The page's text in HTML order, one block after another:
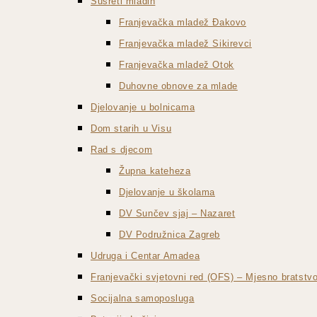
Franjevačka mladež Đakovo
Franjevačka mladež Sikirevci
Franjevačka mladež Otok
Duhovne obnove za mlade
Djelovanje u bolnicama
Dom starih u Visu
Rad s djecom
Župna kateheza
Djelovanje u školama
DV Sunčev sjaj – Nazaret
DV Podružnica Zagreb
Udruga i Centar Amadea
Franjevački svjetovni red (OFS) – Mjesno
Socijalna samoposluga